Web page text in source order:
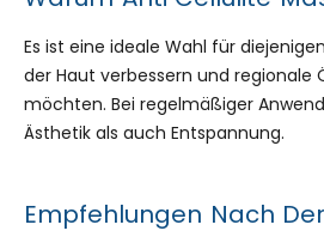
Es ist eine ideale Wahl für
der Haut verbessern und regionale
möchten. Bei regelmäßiger
Ästhetik als auch Entspannung.
Empfehlungen Nach